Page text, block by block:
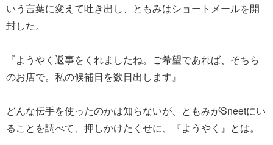
いう言葉に変えて吐き出し、ともみはショートメールを開
封した。
『ようやく返事をくれましたね。ご希望であれば、そちら
のお店で。私の候補日を数日出します』
どんな伝手を使ったのかは知らないが、ともみがSneetにい
ることを調べて、押しかけたくせに、『ようやく』とは。